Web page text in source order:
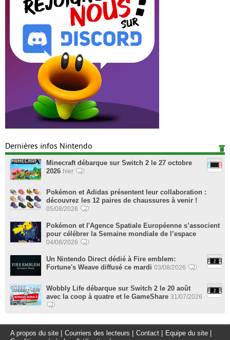
Dernières infos Nintendo
Minecraft débarque sur Switch 2 le 27 octobre
2026 hier
Pokémon et Adidas présentent leur collaboration :
découvrez les 12 paires de chaussures à venir !
05/08/2026
Pokémon et l'Agence Spatiale Européenne s’associent
pour célébrer la Semaine mondiale de l’espace
04/08/2026
Un Nintendo Direct dédié à Fire emblem:
Fortune's Weave diffusé ce mardi 03/08/2026
Wobbly Life débarque sur Switch 2 le 20 août
avec la coop à quatre et le GameShare 31/07/2026
A propos du site Courriers des lecteurs Contact Equipe du site